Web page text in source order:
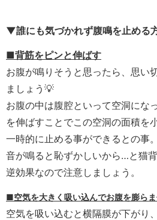
▼誰にも気づかれず腹鳴を止める
■背筋をピンと伸ばす
お腹が鳴りそうと思ったら、思い
ましょう💡
お腹の中は腹腔といって空洞にな
を伸ばすことでこの空洞の面積を
一時的に止める事ができるとの事。
音が鳴ると恥ずかしいから…と猫
逆効果なので注意しましょう。
■空気を大きく吸い込んでお腹を膨ら
空気を吸い込むと横隔膜が下がり